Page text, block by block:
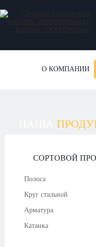
О КОМПАНИИ
СОРТОВОЙ
Полоса
Круг стальной
Арматура
Катанка